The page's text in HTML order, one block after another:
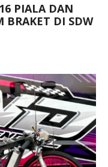
PIALA DAN
BRAKET DI SDW